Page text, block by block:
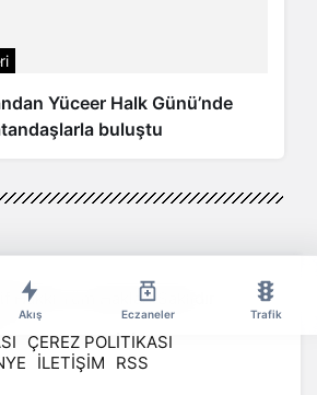
Yüceer Halk Günü’nde
buluştu
Akış Eczaneler Trafik
Tüm Hakları Saklıdır
ÇEREZ POLİTİKASI
İLETİŞİM RSS